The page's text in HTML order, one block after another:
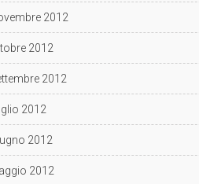
2012
2012
2012
2012
2012
2012